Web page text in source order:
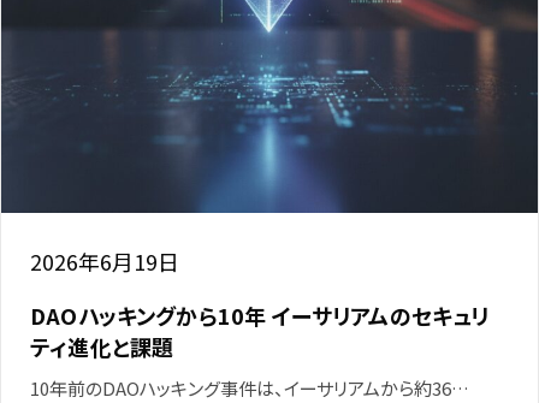
2026年6月19日
DAOハッキングから10年 イーサリアムのセキュリ
ティ進化と課題
10年前のDAOハッキング事件は、イーサリアムから約36…